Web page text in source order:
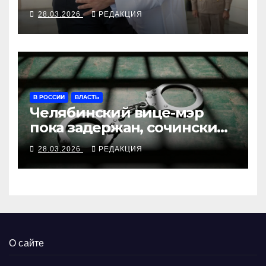
28.03.2026 РЕДАКЦИЯ
В РОССИИ ВЛАСТЬ
Челябинский вице-мэр
пока задержан, сочинский
вице-мэр уже арестован
28.03.2026 РЕДАКЦИЯ
О сайте